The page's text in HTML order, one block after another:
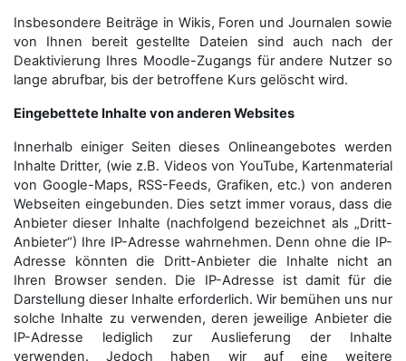
Insbesondere Beiträge in Wikis, Foren und Journalen sowie
von Ihnen bereit gestellte Dateien sind auch nach der
Deaktivierung Ihres Moodle-Zugangs für andere Nutzer so
lange abrufbar, bis der betroffene Kurs gelöscht wird.
Eingebettete Inhalte von anderen Websites
Innerhalb einiger Seiten dieses Onlineangebotes werden
Inhalte Dritter, (wie z.B. Videos von YouTube, Kartenmaterial
von Google-Maps, RSS-Feeds, Grafiken, etc.) von anderen
Webseiten eingebunden. Dies setzt immer voraus, dass die
Anbieter dieser Inhalte (nachfolgend bezeichnet als „Dritt-
Anbieter“) Ihre IP-Adresse wahrnehmen. Denn ohne die IP-
Adresse könnten die Dritt-Anbieter die Inhalte nicht an
Ihren Browser senden. Die IP-Adresse ist damit für die
Darstellung dieser Inhalte erforderlich. Wir bemühen uns nur
solche Inhalte zu verwenden, deren jeweilige Anbieter die
IP-Adresse lediglich zur Auslieferung der Inhalte
verwenden. Jedoch haben wir auf eine weitere